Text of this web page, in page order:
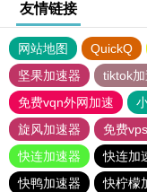
友情链接
网站地图 QuickQ
坚果加速器
tiktok
免费vqn外网加速
旋风加速器
免费
快连加速器
快连加
快鸭加速器
快柠檬